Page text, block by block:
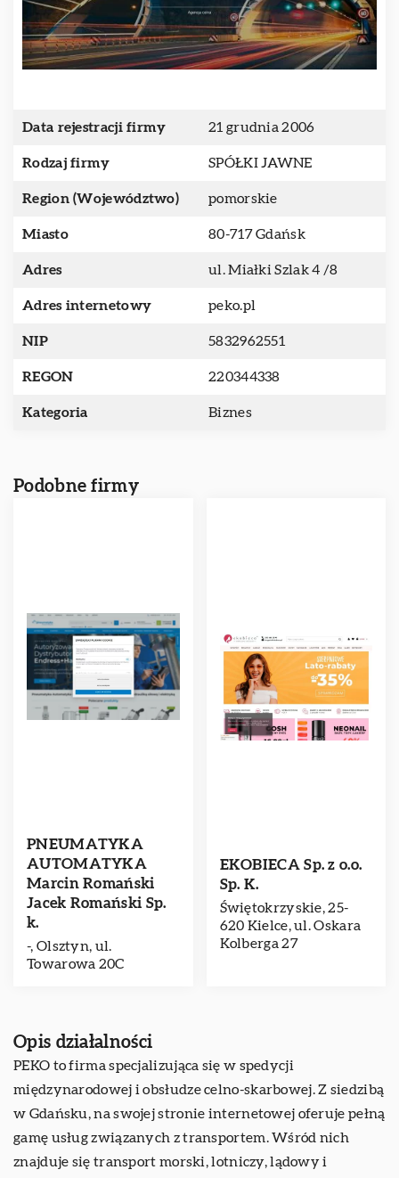
Data rejestracji firmy 21 grudnia 2006
Rodzaj firmy SPÓŁKI JAWNE
Region (Województwo) pomorskie
Miasto 80-717 Gdańsk
Adres ul. Miałki Szlak 4 /8
Adres internetowy peko.pl
NIP 5832962551
REGON 220344338
Kategoria Biznes
Podobne firmy
PNEUMATYKA
AUTOMATYKA
Marcin Romański
Jacek Romański Sp.
k.
-, Olsztyn, ul.
Towarowa 20C
EKOBIECA Sp. z o.o.
Sp. K.
Świętokrzyskie, 25-
620 Kielce, ul. Oskara
Kolberga 27
Opis działalności
PEKO to firma specjalizująca się w spedycji
międzynarodowej i obsłudze celno-skarbowej. Z siedzibą
w Gdańsku, na swojej stronie internetowej oferuje pełną
gamę usług związanych z transportem. Wśród nich
znajduje się transport morski, lotniczy, lądowy i